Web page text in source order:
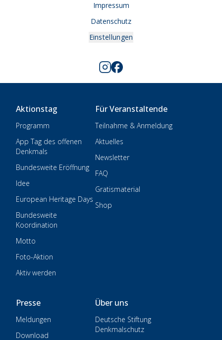
Impressum
Datenschutz
Einstellungen
Aktionstag
Programm
App Tag des offenen
Denkmals
Bundesweite Eröffnung
Idee
European Heritage Days
Bundesweite
Koordination
Motto
Foto-Aktion
Aktiv werden
Für Veranstaltende
Teilnahme & Anmeldung
Aktuelles
Newsletter
FAQ
Gratismaterial
Shop
Presse
Meldungen
Download
Über uns
Deutsche Stiftung
Denkmalschutz